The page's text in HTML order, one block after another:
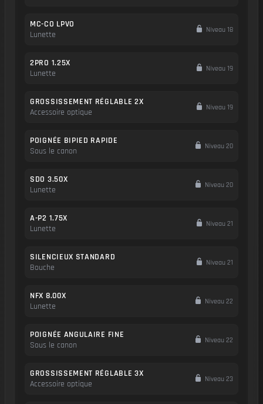
MC-CO LPVO
Lunette
Niveau 18
2PRO 1.25X
Lunette
Niveau 19
GROSSISSEMENT RÉGLABLE 2X
Accessoire optique
Niveau 19
POIGNÉE BIPIED RAPIDE
Sous le canon
Niveau 20
SDO 3.50X
Lunette
Niveau 20
A-P2 1.75X
Lunette
Niveau 21
SILENCIEUX STANDARD
Bouche
Niveau 21
NFX 8.00X
Lunette
Niveau 22
POIGNÉE ANGULAIRE FINE
Sous le canon
Niveau 22
GROSSISSEMENT RÉGLABLE 3X
Accessoire optique
Niveau 23